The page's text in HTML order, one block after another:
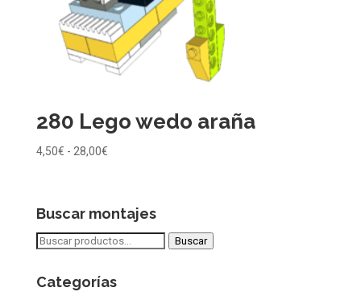
280 Lego wedo araña
4,50€ - 28,00€Rango
desde
4,50€
hasta
Buscar montajes
Buscar
Buscar
Categorías